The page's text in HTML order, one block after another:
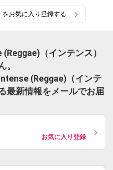
お気に入り登録する
（インテンス）
。
(Reggae)（インテ
最新情報をメールでお届
お気に入り登録